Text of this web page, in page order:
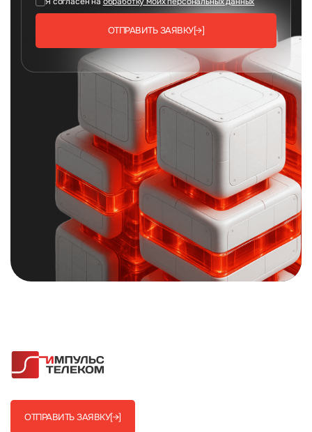
ОТПРАВИТЬ ЗАЯВКУ[→]
ОТПРАВИТЬ ЗАЯВКУ[→]